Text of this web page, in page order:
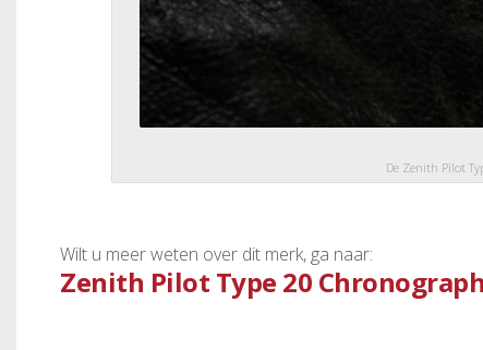
De Zenith Pilot
Wilt u meer weten over dit merk, ga naar:
Zenith Pilot Type 20